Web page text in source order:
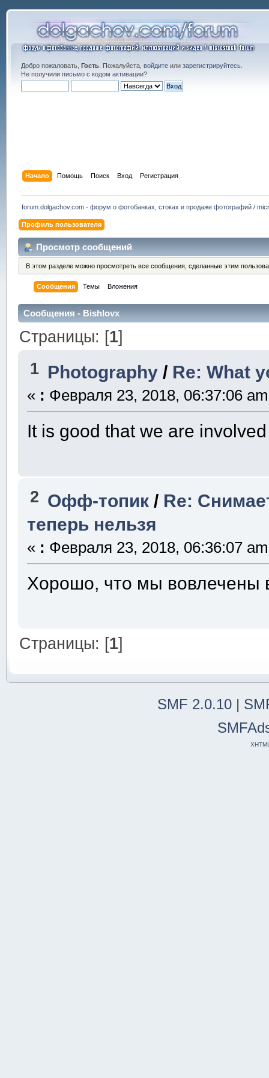
Добро пожаловать, Гость. Пожалуйста, войдитеили зарегистрируйтесь.
Не получили письмо с кодом активации?
Начало Помощь Поиск Вход Регистрация
forum.dolgachov.com - форум о фотобанках, стоках и продаже фотографий /
Профиль пользователя
Просмотр сообщений
В этом разделе можно просмотреть все сообщения, сделанные этим
Сообщения Темы Вложения
Сообщения - Bishlovx
Страницы: [1]
1 Photography/ Re: What
« : Февраля 23, 2018, 06:37:06
It is good that we are
2 Офф-топик/ Re:
теперь нельзя
« : Февраля 23, 2018, 06:36:07
Хорошо, что мы вовлечены
Страницы: [1]
SMF 2.0.10|